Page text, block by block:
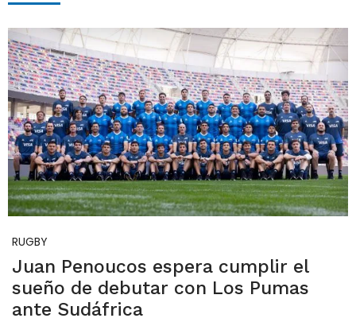
RUGBY
Juan Penoucos espera cumplir el
sueño de debutar con Los Pumas
ante Sudáfrica